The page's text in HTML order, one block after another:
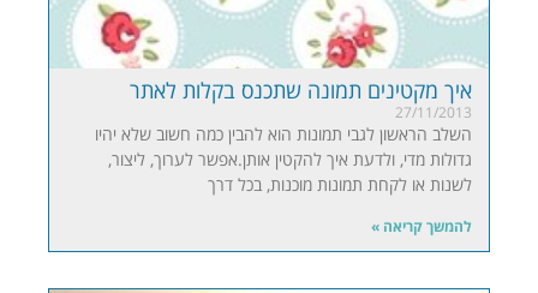
איך מקטינים תמונה שתכנס בקלות לאתר
27/11/2013
השלב הראשון לגבי תמונות הוא להבין כמה חשוב שלא יהיו
גדולות מדי, ולדעת איך להקטין אותן.אפשר לערוך, ליצור,
לשנות או לקחת תמונות מוכנות, בכל דרך
להמשך קריאה »